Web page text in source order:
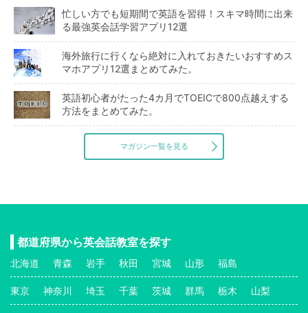
忙しい方でも短期間で英語を習得！スキマ時間に出来
る最強英会話学習アプリ12選
海外旅行に行くなら絶対に入れておきたいおすすめス
マホアプリ12選まとめてみた。
英語初心者がたった4カ月でTOEICで800点越えする
方法をまとめてみた。
マガジン一覧を見る
都道府県から英会話教室を探す
北海道 青森 岩手 秋田 宮城 山形 福島
東京 神奈川 埼玉 千葉 茨城 群馬 栃木 山梨